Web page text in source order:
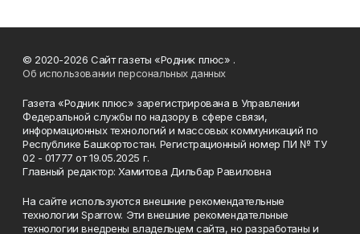
© 2020-2026 Сайт газеты «Родник плюс» .
Об использовании персональных данных
Газета «Родник плюс» зарегистрирована в Управлении
Федеральной службы по надзору в сфере связи,
информационных технологий и массовых коммуникаций по
Республике Башкортостан. Регистрационный номер ПИ № ТУ
02 - 01777 от 19.05.2025 г.
Главный редактор: Хамитова Дильбар Равиловна
На сайте используются внешние рекомендательные
технологии Sparrow. Эти внешние рекомендательные
технологии внедрены владельцем сайта, но разработаны и